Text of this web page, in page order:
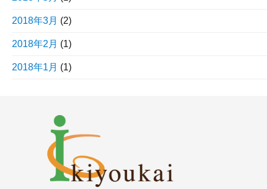
2018年3月 (2)
2018年2月 (1)
2018年1月 (1)